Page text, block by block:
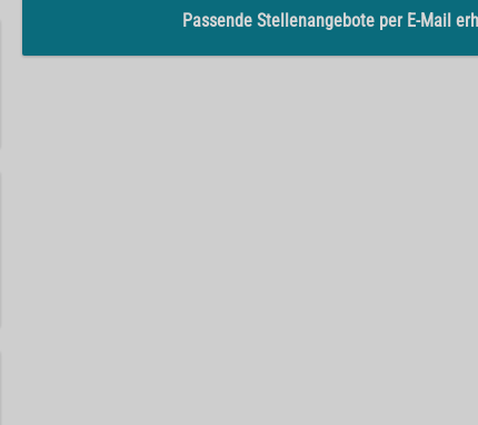
Passende Stellenangebote per E-Mail